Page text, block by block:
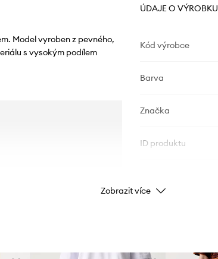
Model vyroben z pevného,
s vysokým podílem
ÚDAJE O VÝROBKU
Kód výrobce
Barva
Značka
ID produktu
Zobrazit více